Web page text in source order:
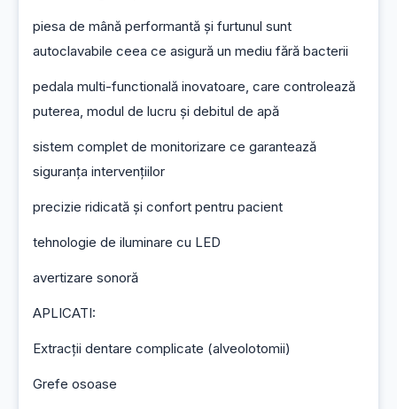
piesa de mână performantă și furtunul sunt
autoclavabile ceea ce asigură un mediu fără bacterii
pedala multi-functională inovatoare, care controlează
puterea, modul de lucru și debitul de apă
sistem complet de monitorizare ce garantează
siguranța intervențiilor
precizie ridicată și confort pentru pacient
tehnologie de iluminare cu LED
avertizare sonoră
APLICATI:
Extracții dentare complicate (alveolotomii)
Grefe osoase